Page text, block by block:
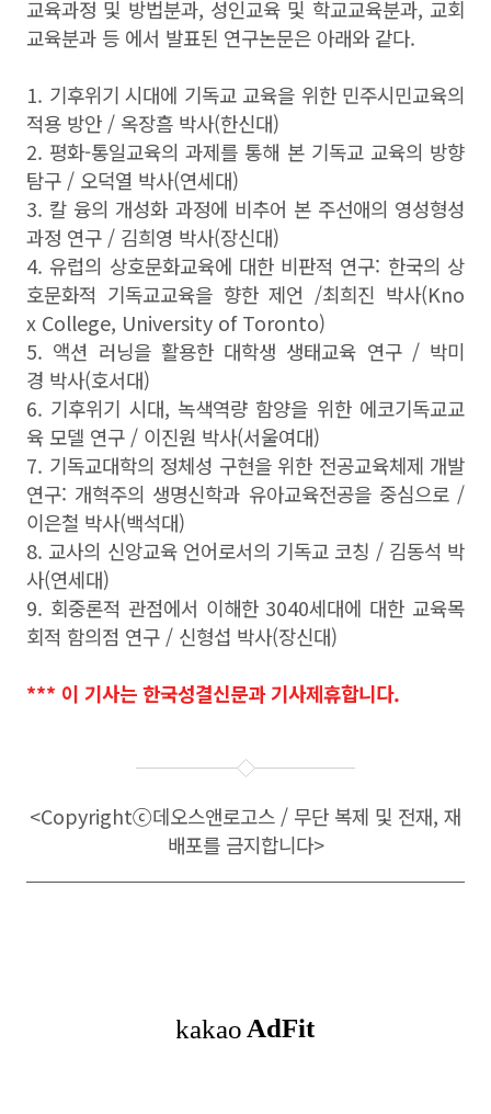
교육과정 및 방법분과, 성인교육 및 학교교육분과, 교회
교육분과 등 에서 발표된 연구논문은 아래와 같다.
1. 기후위기 시대에 기독교 교육을 위한 민주시민교육의
적용 방안 / 옥장흠 박사(한신대)
2. 평화-통일교육의 과제를 통해 본 기독교 교육의 방향
탐구 / 오덕열 박사(연세대)
3. 칼 융의 개성화 과정에 비추어 본 주선애의 영성형성
과정 연구 / 김희영 박사(장신대)
4. 유럽의 상호문화교육에 대한 비판적 연구: 한국의 상
호문화적 기독교교육을 향한 제언 /최희진 박사(Kno
x College, University of Toronto)
5. 액션 러닝을 활용한 대학생 생태교육 연구 / 박미
경 박사(호서대)
6. 기후위기 시대, 녹색역량 함양을 위한 에코기독교교
육 모델 연구 / 이진원 박사(서울여대)
7. 기독교대학의 정체성 구현을 위한 전공교육체제 개발
연구: 개혁주의 생명신학과 유아교육전공을 중심으로 /
이은철 박사(백석대)
8. 교사의 신앙교육 언어로서의 기독교 코칭 / 김동석 박
사(연세대)
9. 회중론적 관점에서 이해한 3040세대에 대한 교육목
회적 함의점 연구 / 신형섭 박사(장신대)
*** 이 기사는 한국성결신문과 기사제휴합니다.
<Copyrightⓒ데오스앤로고스 / 무단 복제 및 전재, 재
배포를 금지합니다>